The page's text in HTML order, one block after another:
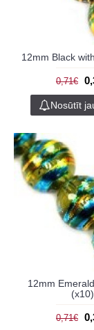
12mm Black
0,71€
Nosūtīt
12mm
(x10)
0,71€